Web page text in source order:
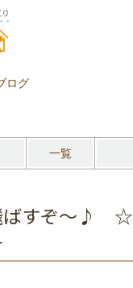
ログ
一覧
ばすぞ～♪ ☆